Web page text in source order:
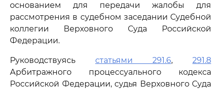
основанием для передачи жалобы для
рассмотрения в судебном заседании Судебной
коллегии Верховного Суда Российской
Федерации.
Руководствуясь статьями 291.6, 291.8
Арбитражного процессуального кодекса
Российской Федерации, судья Верховного Суда